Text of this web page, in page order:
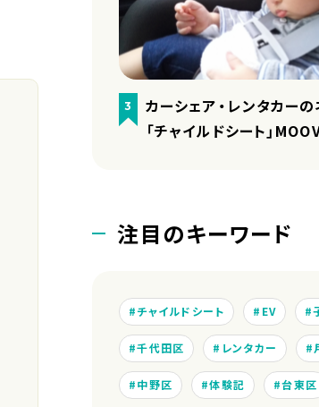
3
カーシェア・レンタカー
「チャイルドシート」
注目のキーワード
チャイルドシート EV
千代田区 レンタカー
中野区 体験記 台東区